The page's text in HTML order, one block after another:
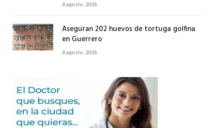
8 agosto, 2026
Aseguran 202 huevos de tortuga golfina
en Guerrero
8 agosto, 2026